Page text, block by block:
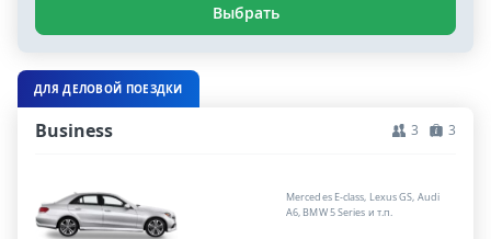
Выбрать
ДЛЯ ДЕЛОВОЙ ПОЕЗДКИ
Business 3 3
Mercedes E-class, Lexus GS, Audi
A6, BMW 5 Series и т.п.